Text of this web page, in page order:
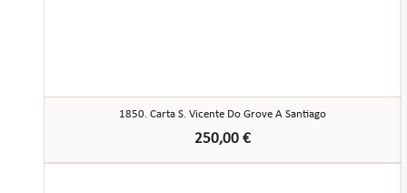
1850. Carta S. Vicente Do Grove A Santiago
250,00 €